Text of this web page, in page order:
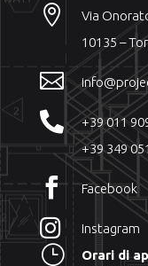

Via
10135 –


+39 011
+39 349
 Facebook
 Instagram
} Orari di